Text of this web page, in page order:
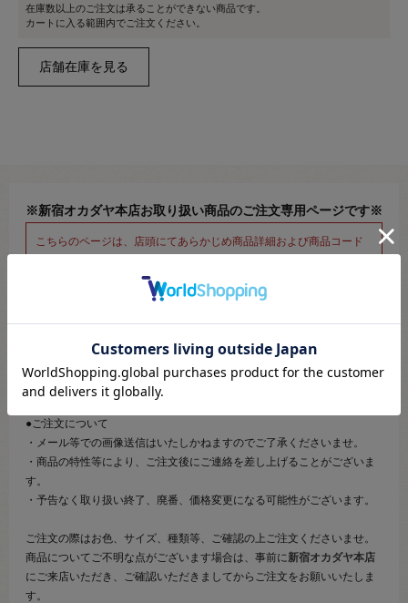
在庫数以上のご注文は承ることができない商品です。
カートに入る範囲内でご注文ください。
※新宿オカダヤ本店お取り扱い商品のご注文専用ページです※
こちらのページは、店頭にてあらかじめ商品詳細および商品コード
そのため、商品画像および詳細は記載しておりません。
また、詳細につきましてのご案内、ご相談もオンラインショップ窓
文いただきますようお願いいたします。
●ご注文について
・メール等での画像送信はいたしかねますのでご了承くださいませ。
・商品の特性等により、ご注文後にご連絡を差し上げることがございま
す。
・予告なく取り扱い終了、廃番、価格変更になる可能性がございます。
ご注文の際はお色、サイズ、種類等、ご確認の上ご注文くださいませ。
商品についてご不明な点がございます場合は、事前に新宿オカダヤ本店
にご来店いただき、ご確認いただきましてからご注文をお願いいたしま
す。